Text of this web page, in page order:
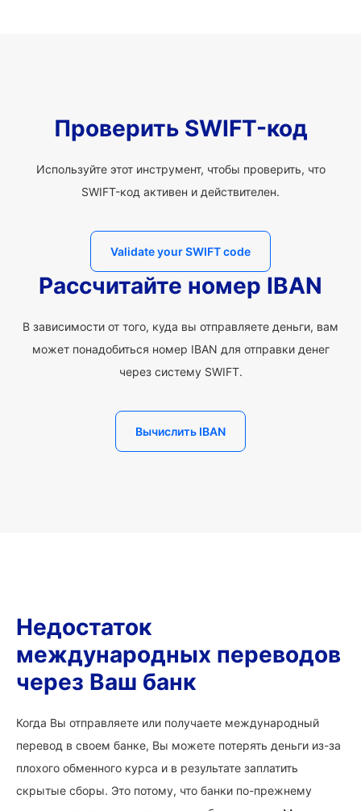
Проверить SWIFT-код
Используйте этот инструмент, чтобы проверить, что
SWIFT-код активен и действителен.
Validate your SWIFT code
Рассчитайте номер IBAN
В зависимости от того, куда вы отправляете деньги, вам
может понадобиться номер IBAN для отправки денег
через систему SWIFT.
Вычислить IBAN
Недостаток
международных переводов
через Ваш банк
Когда Вы отправляете или получаете международный
перевод в своем банке, Вы можете потерять деньги из-за
плохого обменного курса и в результате заплатить
скрытые сборы. Это потому, что банки по-прежнему